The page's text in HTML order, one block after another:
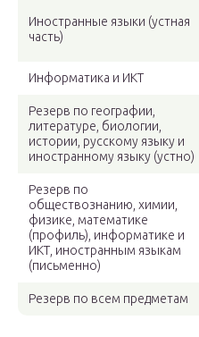
Иностранные языки (устная
часть)
Информатика и ИКТ
Резерв по географии,
литературе, биологии,
истории, русскому языку и
иностранному языку (устно)
Резерв по
обществознанию, химии,
физике, математике
(профиль), информатике и
ИКТ, иностранным языкам
(письменно)
Резерв по всем предметам